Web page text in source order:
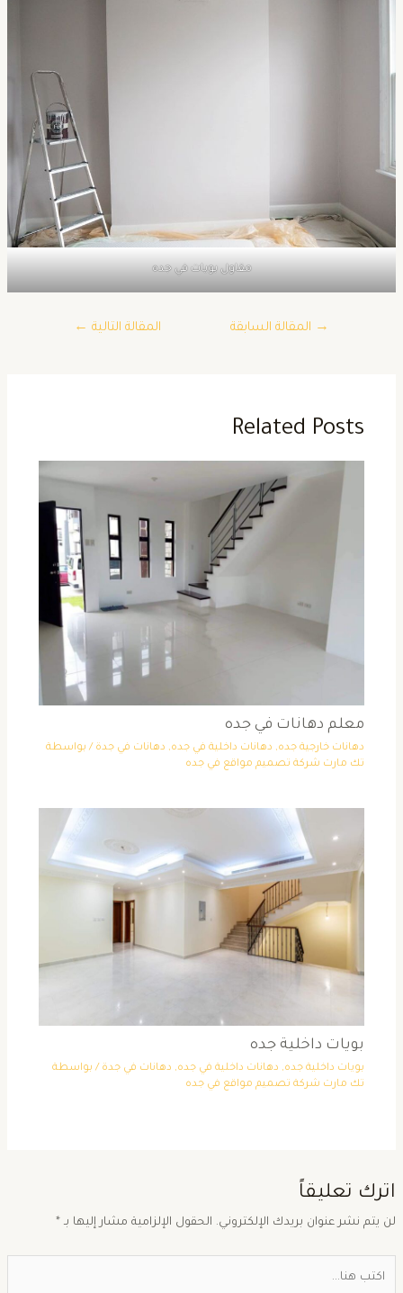
مقاول بويات في جده
→المقالة السابقة المقالة التالية←
Related Posts
معلم دهانات في جده
دهانات خارجية جده,دهانات داخلية في جده,دهانات في جدة/ بواسطة
تك مارت شركة تصميم مواقع في جده
بويات داخلية جده
بويات داخلية جده,دهانات داخلية في جده,دهانات في جدة/ بواسطة
تك مارت شركة تصميم مواقع في جده
تعليقاً
يتم نشر عنوان بريدك الإلكتروني. الحقول الإلزامية مشار إليها بـ *